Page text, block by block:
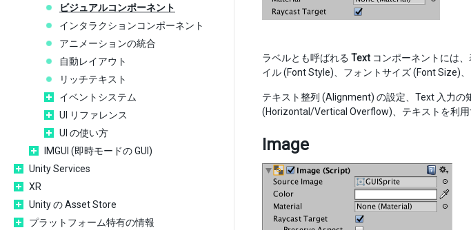
ビジュアルコンポーネント
インタラクションコンポーネント
アニメーションの統合
自動レイアウト
リッチテキスト
イベントシステム
UI リファレンス
UI の使い方
IMGUI (即時モードの GUI)
Unity Services
XR
Unity の Asset Store
プラットフォーム特有の情報
ラベルとも呼ばれる Text コンポーネントには
イル (Font Style)、フォントサイズ (Font Size)
テキスト整列 (Alignment) の設定、Text 入力
(Horizontal/Vertical Overflow)、テキストを利用
Image